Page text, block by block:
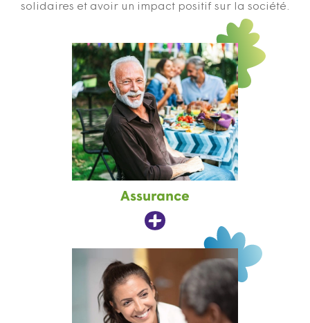
solidaires et avoir un impact positif sur la société.
Assurance